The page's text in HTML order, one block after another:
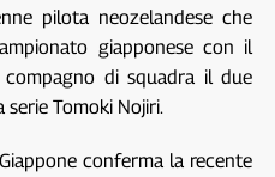
pilota neozelandese che
giapponese con il
compagno di squadra il due
Tomoki Nojiri.
conferma la recente